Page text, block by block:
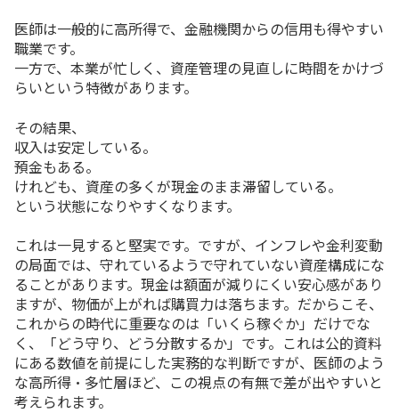
医師は一般的に高所得で、金融機関からの信用も得やすい
職業です。
一方で、本業が忙しく、資産管理の見直しに時間をかけづ
らいという特徴があります。
その結果、
収入は安定している。
預金もある。
けれども、資産の多くが現金のまま滞留している。
という状態になりやすくなります。
これは一見すると堅実です。ですが、インフレや金利変動
の局面では、守れているようで守れていない資産構成にな
ることがあります。現金は額面が減りにくい安心感があり
ますが、物価が上がれば購買力は落ちます。だからこそ、
これからの時代に重要なのは「いくら稼ぐか」だけでな
く、「どう守り、どう分散するか」です。これは公的資料
にある数値を前提にした実務的な判断ですが、医師のよう
な高所得・多忙層ほど、この視点の有無で差が出やすいと
考えられます。